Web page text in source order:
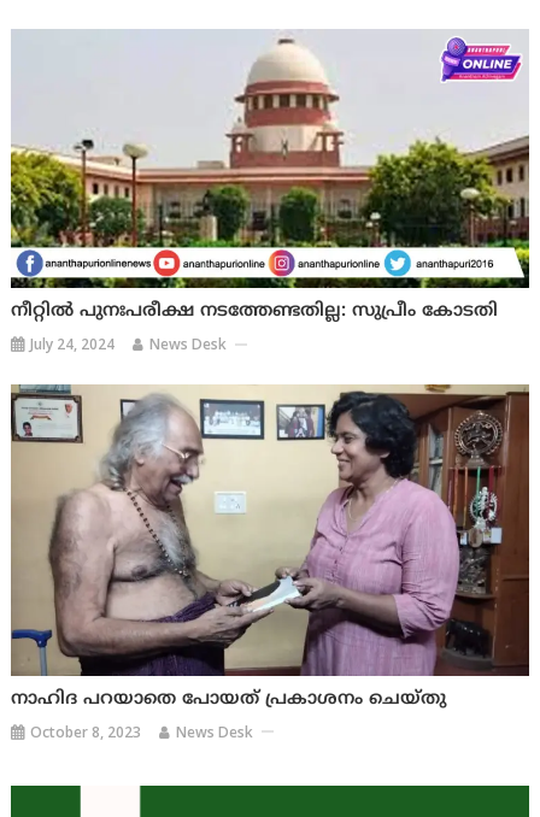
നീറ്റില്‍ പുനഃപരീക്ഷ നടത്തേണ്ടതില്ല: സുപ്രീം കോടതി
July 24, 2024 News Desk
നാഹിദ പറയാതെ പോയത് പ്രകാശനം ചെയ്തു
October 8, 2023 News Desk